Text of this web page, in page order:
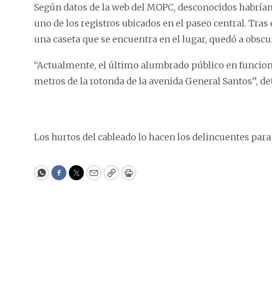
Según datos de la web del MOPC, desconocidos
uno de los registros ubicados en el paseo central.
una caseta que se encuentra en el lugar, quedó a
“Actualmente, el último alumbrado público en
metros de la rotonda de la avenida General Santos”,
Los hurtos del cableado lo hacen los delincuentes
WhatsApp
Facebook
Twitter
EmailCopyPrint